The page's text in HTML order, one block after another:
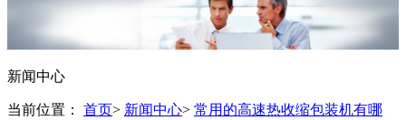
新闻中心
当前位置： 首页> 新闻中心> 常用的高速热收缩包装机有哪